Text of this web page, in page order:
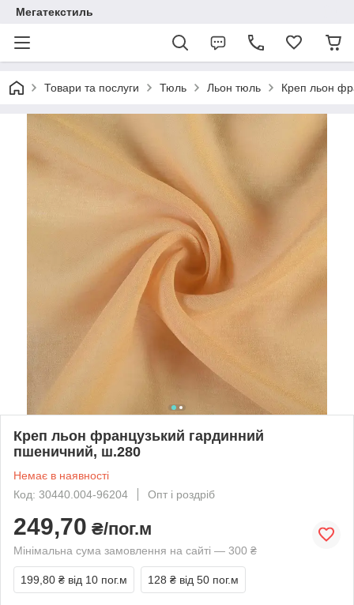
Мегатекстиль
Товари та послуги Тюль Льон тюль Креп льон
Креп льон французький гардинний
пшеничний, ш.280
Немає в наявності
Код: 30440.004-96204
Опт і роздріб
249,70 ₴/пог.м
Мінімальна сума замовлення на сайті — 300 ₴
199,80 ₴ від 10 пог.м 128 ₴ від 50 пог.м